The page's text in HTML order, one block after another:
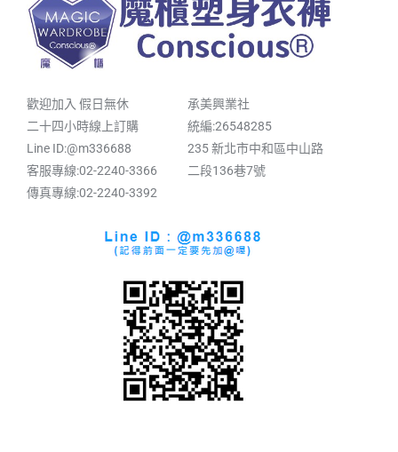
歡迎加入 假日無休
二十四小時線上訂購
Line ID:@m336688
客服專線:02-2240-3366
傳真專線:02-2240-3392
承美興業社
統編:26548285
235 新北市中和區中山路
二段136巷7號